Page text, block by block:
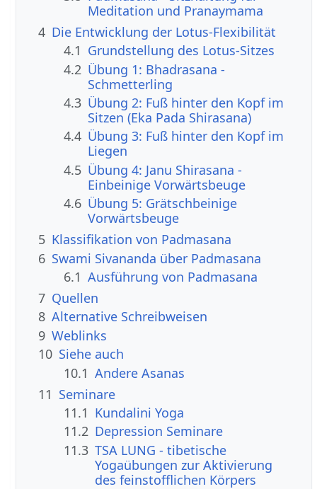
Meditation und Pranaymama
4 Die Entwicklung der Lotus-Flexibilität
4.1 Grundstellung des Lotus-Sitzes
4.2 Übung 1: Bhadrasana -
Schmetterling
4.3 Übung 2: Fuß hinter den Kopf im
Sitzen (Eka Pada Shirasana)
4.4 Übung 3: Fuß hinter den Kopf im
Liegen
4.5 Übung 4: Janu Shirasana -
Einbeinige Vorwärtsbeuge
4.6 Übung 5: Grätschbeinige
Vorwärtsbeuge
5 Klassifikation von Padmasana
6 Swami Sivananda über Padmasana
6.1 Ausführung von Padmasana
7 Quellen
8 Alternative Schreibweisen
9 Weblinks
10 Siehe auch
10.1 Andere Asanas
11 Seminare
11.1 Kundalini Yoga
11.2 Depression Seminare
11.3 TSA LUNG - tibetische
Yogaübungen zur Aktivierung
des feinstofflichen Körpers